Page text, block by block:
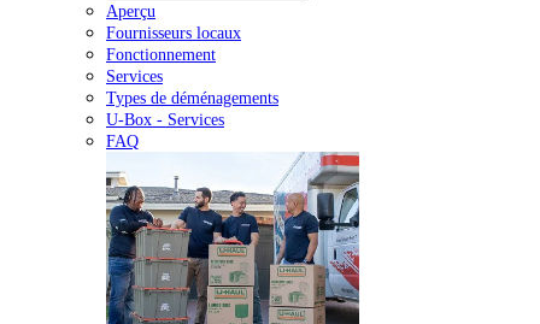
Aperçu
Fournisseurs locaux
Fonctionnement
Services
Types de déménagements
U-Box - Services
FAQ